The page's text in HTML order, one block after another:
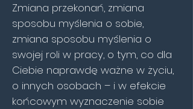
Zmiana przekonań, zmiana
sposobu myślenia o sobie,
zmiana sposobu myślenia o
swojej roli w pracy, o tym, co dla
Ciebie naprawdę ważne w życiu,
o innych osobach – i w efekcie
końcowym wyznaczenie sobie